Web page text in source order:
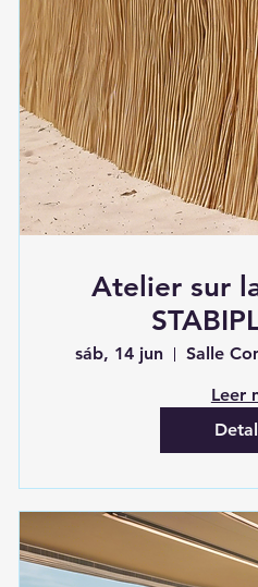
Atelier sur
sáb, 14 jun
Salle
Leer